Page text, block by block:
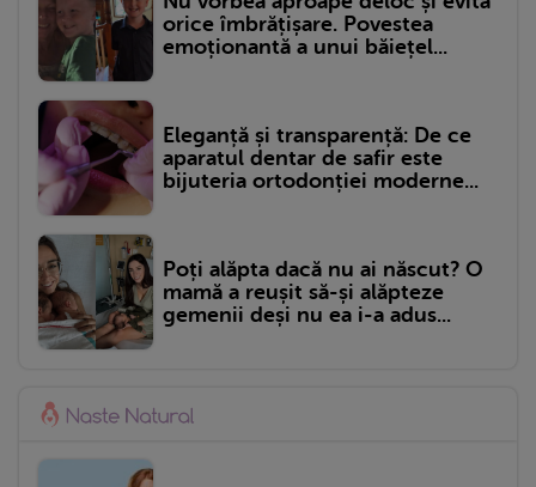
orice îmbrățișare. Povestea
emoționantă a unui băiețel...
Eleganță și transparență: De ce
aparatul dentar de safir este
bijuteria ortodonției moderne...
Poți alăpta dacă nu ai născut? O
mamă a reușit să-și alăpteze
gemenii deși nu ea i-a adus...